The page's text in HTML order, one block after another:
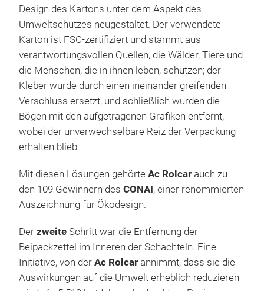
Design des Kartons unter dem Aspekt des
Umweltschutzes neugestaltet. Der verwendete
Karton ist FSC-zertifiziert und stammt aus
verantwortungsvollen Quellen, die Wälder, Tiere und
die Menschen, die in ihnen leben, schützen; der
Kleber wurde durch einen ineinander greifenden
Verschluss ersetzt, und schließlich wurden die
Bögen mit den aufgetragenen Grafiken entfernt,
wobei der unverwechselbare Reiz der Verpackung
erhalten blieb.
Mit diesen Lösungen gehörte Ac Rolcar auch zu
den 109 Gewinnern des CONAI, einer renommierten
Auszeichnung für Ökodesign.
Der zweite Schritt war die Entfernung der
Beipackzettel im Inneren der Schachteln. Eine
Initiative, von der Ac Rolcar annimmt, dass sie die
Auswirkungen auf die Umwelt erheblich reduzieren